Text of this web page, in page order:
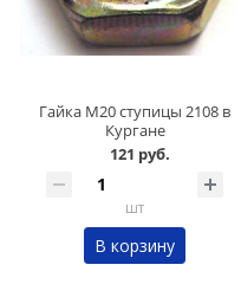
Гайка М20 ступицы 2108 в
Кургане
121 руб.
шт
В корзину